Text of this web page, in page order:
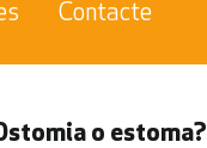
Contacte
o estoma?